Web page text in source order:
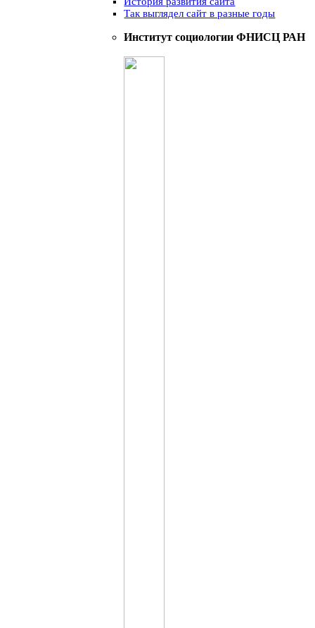
Так выглядел сайт в разные годы
Институт социологии ФНИСЦ РАН